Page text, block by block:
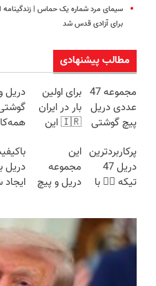
سیمای مرد شماره یک حماس |
برای آزادی قدس شد
مطالب پیشنهادی
مجموعه 47
عددی دریل
پیچ گوشتی
(تخفیف به
مدت
محدود)
برای اولین
بار در ایران
🇮🇷 این
ترمیم کننده
23 روزه
ساخت!
دریل
(نصف
قیمت
پرکاربردترین
دریل 47
تیکه 👈🏻 با
این
مجموعه
دریل و پیچ
نصف قیمت
بخر!😉
دریل
ایجاد